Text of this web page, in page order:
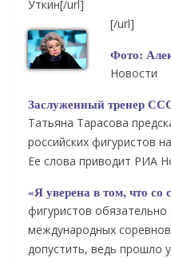
Уткин[/url]
[/url]
Фото:
Новости
Заслуженный тренер
Татьяна Тарасова
российских фигуристов
Ее слова приводит РИА
«Я уверена в том, что
фигуристов обязательно
международных
допустить, ведь прошло